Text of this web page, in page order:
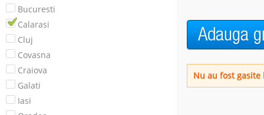
Bucuresti
Calarasi
Cluj
Covasna
Craiova
Galati
Iasi
Nu au fost